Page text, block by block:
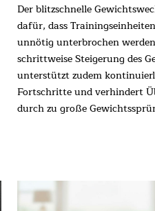
Der blitzschnelle
dafür, dass
unnötig unterbrochen
schrittweise Steigerung des
unterstützt zudem
Fortschritte und verhindert
durch zu große